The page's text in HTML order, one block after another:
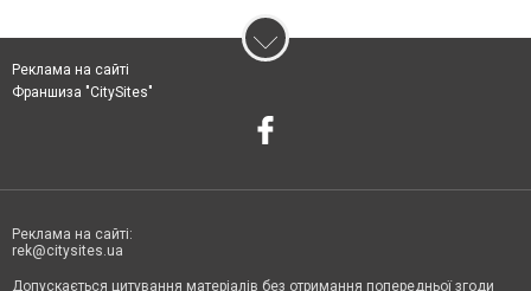
Реклама на сайті
Франшиза "CitySites"
Реклама на сайті:
rek@citysites.ua
Допускається цитування матеріалів без отримання попередньої згоди